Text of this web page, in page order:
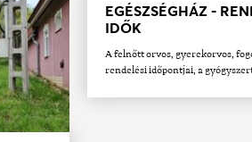
EGÉSZSÉGHÁZ -
IDŐK
A felnőtt orvos, gyerekorvos,
rendelési időpontjai, a